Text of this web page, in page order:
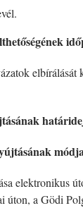
elbírálását
elektronikus
úton, a Gödi